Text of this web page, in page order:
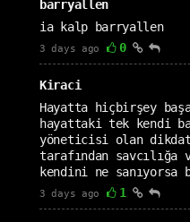
barryallen
ia kalp barryallen
3 days ago 0
Kiraci
Hayatta hiçbirşey
hayattaki tek kendi
yöneticisi olan
tarafından
kendini ne sanıyorsa
3 days ago 1